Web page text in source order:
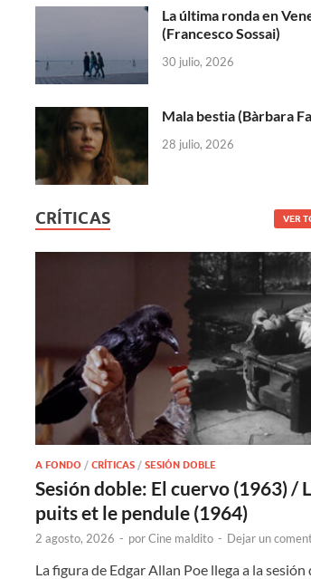
La última ronda en
(Francesco Sossai)
30 julio, 2026
Mala bestia (Bàrbara
28 julio, 2026
CRÍTICAS VER
A FONDO /CRÍTICAS /SESIÓN DOBLE
Sesión doble: El cuervo (1963) /
puits et le pendule (1964)
2 agosto, 2026 - porCine maldito - Dejar un
La figura de Edgar Allan Poe llega a la sesión